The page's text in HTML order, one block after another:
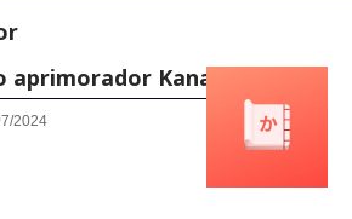
Kana no Linux!
2024